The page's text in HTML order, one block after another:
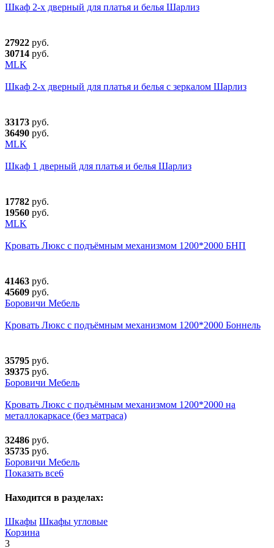
Шкаф 2-х дверный для платья и белья Шарлиз
27922 руб.
30714 руб.
MLK
Шкаф 2-х дверный для платья и белья с зеркалом Шарлиз
33173 руб.
36490 руб.
MLK
Шкаф 1 дверный для платья и белья Шарлиз
17782 руб.
19560 руб.
MLK
Кровать Люкс с подъёмным механизмом 1200*2000 БНП
41463 руб.
45609 руб.
Боровичи Мебель
Кровать Люкс с подъёмным механизмом 1200*2000 Боннель
35795 руб.
39375 руб.
Боровичи Мебель
Кровать Люкс с подъёмным механизмом 1200*2000 на
металлокаркасе (без матраса)
32486 руб.
35735 руб.
Боровичи Мебель
Показать все6
Находится в разделах:
Шкафы Шкафы угловые
Корзина
3